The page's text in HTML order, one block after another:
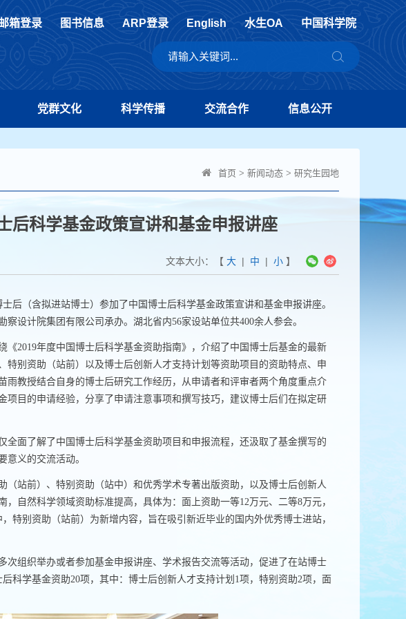
箱登录 图书信息 ARP登录 English 水生OA 中国科学院
党群文化 科学传播 交流合作 信息公开
首页 > 新闻动态 > 研究生园地
后科学基金政策宣讲和基金申报讲座
文本大小：【 大| 中 | 小】
士后（含拟进站博士）参加了中国博士后科学基金政策宣讲和基金申报讲座。
察设计院集团有限公司承办。湖北省内56家设站单位共400余人参会。
《2019年度中国博士后科学基金资助指南》，介绍了中国博士后基金的最新
别资助（站前）以及博士后创新人才支持计划等资助项目的资助特点、申
教授结合自身的博士后研究工作经历，从申请者和评审者两个角度重点介
目的申请经验，分享了申请注意事项和撰写技巧，建议博士后们在拟定研
全面了解了中国博士后科学基金资助项目和申报流程，还汲取了基金撰写的
意义的交流活动。
（站前）、特别资助（站中）和优秀学术专著出版资助，以及博士后创新人
，自然科学领域资助标准提高，具体为：面上资助一等12万元、二等8万元，
，特别资助（站前）为新增内容，旨在吸引新近毕业的国内外优秀博士进站，
次组织举办或者参加基金申报讲座、学术报告交流等活动，促进了在站博士
科学基金资助20项，其中：博士后创新人才支持计划 1项，特别资助2项，面